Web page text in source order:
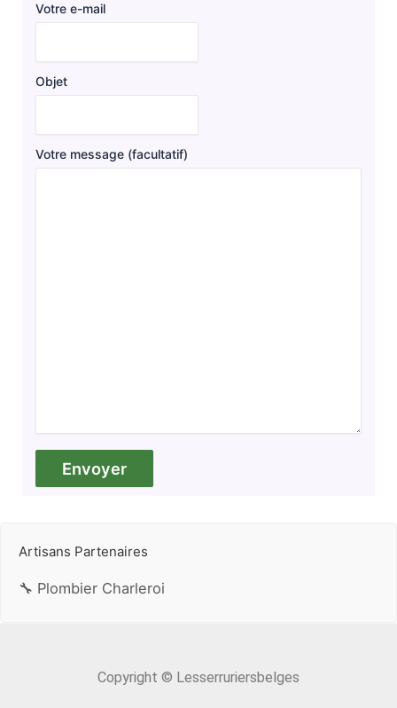
Votre e-mail
Objet
Votre message (facultatif)
Artisans Partenaires
🔧 Plombier Charleroi
Copyright © Lesserruriersbelges